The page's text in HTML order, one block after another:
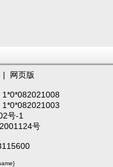
| 网页版
1*0*082021008
1*0*082021003
号-1
号